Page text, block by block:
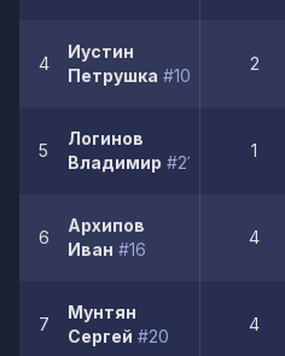
4
Иустин
Петрушка #10
2
5
Логинов
Владимир #21
1
6
Архипов
Иван #16
4
7
Мунтян
Сергей #20
4